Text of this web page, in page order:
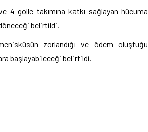
ve 4 golle takımına katkı sağlayan hücuma
belirtildi.
zorlandığı ve ödem oluştuğu
başlayabileceği belirtildi.